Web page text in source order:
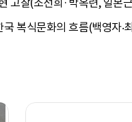
고찰(조선희·박옥련, 일
복식문화의 흐름(백영자‧